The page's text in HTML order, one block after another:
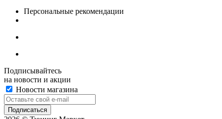
Персональные рекомендации
Подписывайтесь
на новости и акции
Новости магазина